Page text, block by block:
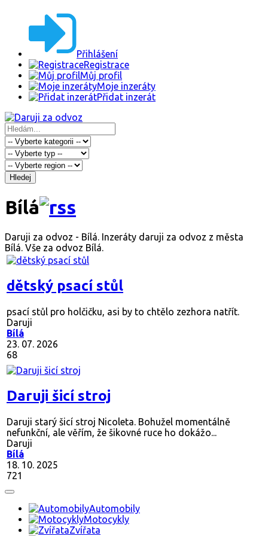
Přihlášení
Registrace
Můj profil
Moje inzeráty
Přidat inzerát
Hledej
Bílá
Daruji za odvoz - Bílá. Inzeráty daruji za odvoz z města
Bílá. Vše za odvoz Bílá.
dětský psací stůl
psací stůl pro holčičku, asi by to chtělo zezhora natřít.
Daruji
Bílá
23. 07. 2026
68
Daruji šicí stroj
Daruji starý šicí stroj Nicoleta. Bohužel momentálně
nefunkční, ale věřím, že šikovné ruce ho dokážo...
Daruji
Bílá
18. 10. 2025
721
Automobily
Motocykly
Zvířata